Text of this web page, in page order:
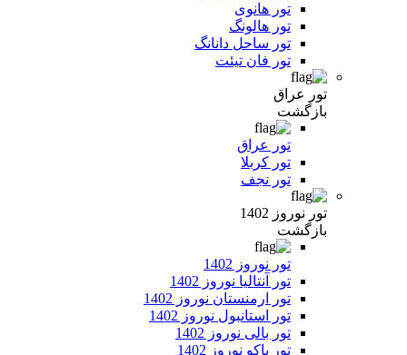
تور هانوی
تور هالونگ
تور ساحل دانانگ
تور فان تیئت
تور عراق
بازگشت
تور عراق
تور کربلا
تور نجف
تور نوروز 1402
بازگشت
تور نوروز 1402
تور آنتالیا نوروز 1402
تور ارمنستان نوروز 1402
تور استانبول نوروز 1402
تور بالی نوروز 1402
تور باکو نوروز 1402